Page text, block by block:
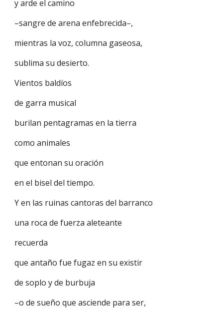
y arde el camino
–sangre de arena enfebrecida–,
mientras la voz, columna gaseosa,
sublima su desierto.
Vientos baldíos
de garra musical
burilan pentagramas en la tierra
como animales
que entonan su oración
en el bisel del tiempo.
Y en las ruinas cantoras del barranco
una roca de fuerza aleteante
recuerda
que antaño fue fugaz en su existir
de soplo y de burbuja
–o de sueño que asciende para ser,